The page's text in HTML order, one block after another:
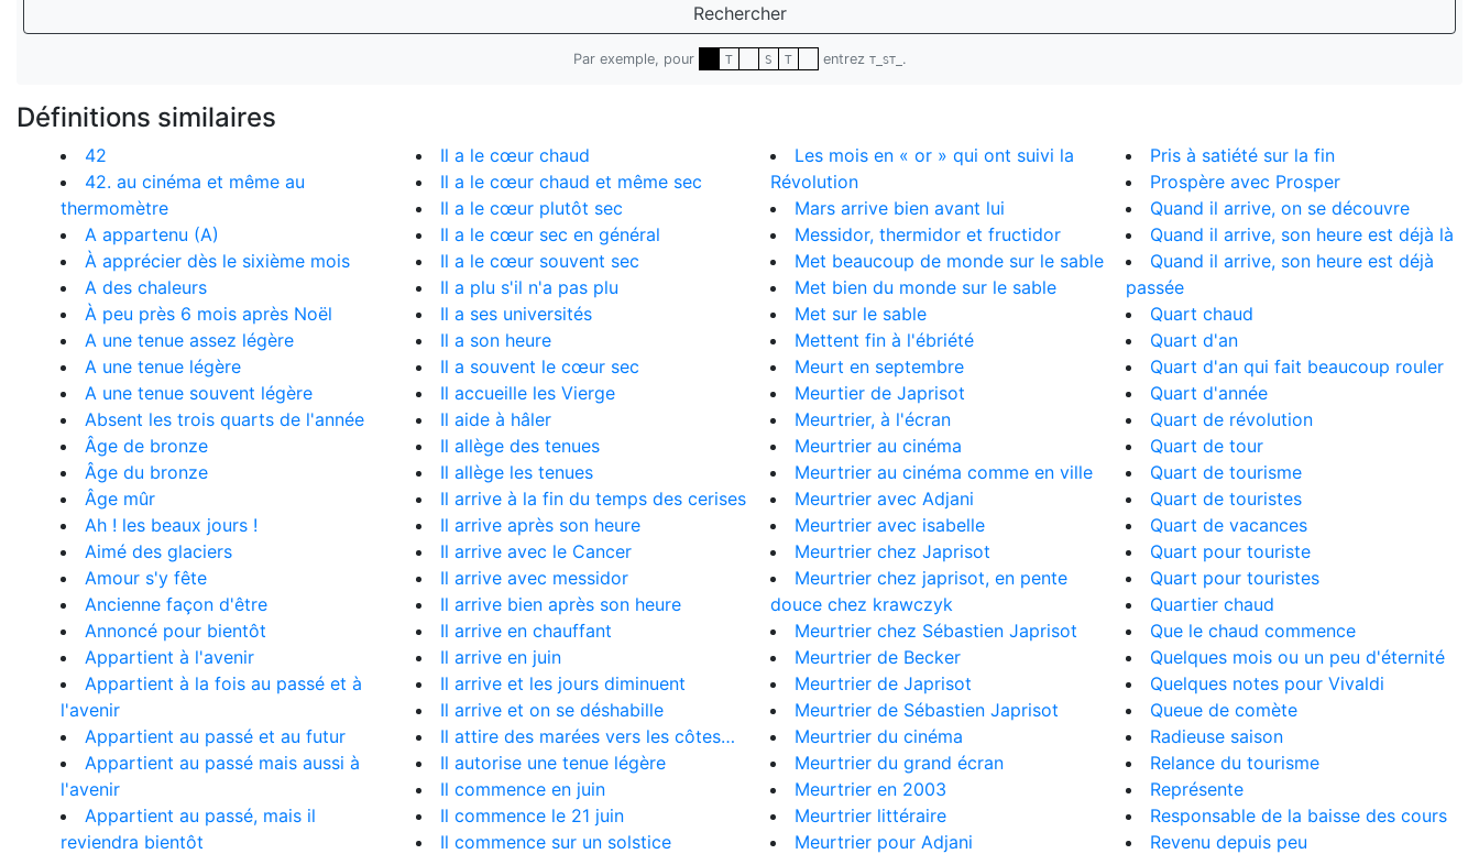
Rechercher
Par exemple, pour T S T entrez T_ST_ .
Définitions similaires
42
42. au cinéma et même au
thermomètre
A appartenu (A)
À apprécier dès le sixième mois
A des chaleurs
À peu près 6 mois après Noël
A une tenue assez légère
A une tenue légère
A une tenue souvent légère
Absent les trois quarts de l'année
Âge de bronze
Âge du bronze
Âge mûr
Ah ! les beaux jours !
Aimé des glaciers
Amour s'y fête
Ancienne façon d'être
Annoncé pour bientôt
Appartient à l'avenir
Appartient à la fois au passé et à
l'avenir
Appartient au passé et au futur
Appartient au passé mais aussi à
l'avenir
Appartient au passé, mais il
reviendra bientôt
Il a le cœur chaud
Il a le cœur chaud et même sec
Il a le cœur plutôt sec
Il a le cœur sec en général
Il a le cœur souvent sec
Il a plu s'il n'a pas plu
Il a ses universités
Il a son heure
Il a souvent le cœur sec
Il accueille les Vierge
Il aide à hâler
Il allège des tenues
Il allège les tenues
Il arrive à la fin du temps des cerises
Il arrive après son heure
Il arrive avec le Cancer
Il arrive avec messidor
Il arrive bien après son heure
Il arrive en chauffant
Il arrive en juin
Il arrive et les jours diminuent
Il arrive et on se déshabille
Il attire des marées vers les côtes…
Il autorise une tenue légère
Il commence en juin
Il commence le 21 juin
Il commence sur un solstice
Les mois en « or » qui ont suivi la
Révolution
Mars arrive bien avant lui
Messidor, thermidor et fructidor
Met beaucoup de monde sur le sable
Met bien du monde sur le sable
Met sur le sable
Mettent fin à l'ébriété
Meurt en septembre
Meurtier de Japrisot
Meurtrier, à l'écran
Meurtrier au cinéma
Meurtrier au cinéma comme en ville
Meurtrier avec Adjani
Meurtrier avec isabelle
Meurtrier chez Japrisot
Meurtrier chez japrisot, en pente
douce chez krawczyk
Meurtrier chez Sébastien Japrisot
Meurtrier de Becker
Meurtrier de Japrisot
Meurtrier de Sébastien Japrisot
Meurtrier du cinéma
Meurtrier du grand écran
Meurtrier en 2003
Meurtrier littéraire
Meurtrier pour Adjani
Pris à satiété sur la fin
Prospère avec Prosper
Quand il arrive, on se découvre
Quand il arrive, son heure est déjà là
Quand il arrive, son heure est déjà
passée
Quart chaud
Quart d'an
Quart d'an qui fait beaucoup rouler
Quart d'année
Quart de révolution
Quart de tour
Quart de tourisme
Quart de touristes
Quart de vacances
Quart pour touriste
Quart pour touristes
Quartier chaud
Que le chaud commence
Quelques mois ou un peu d'éternité
Quelques notes pour Vivaldi
Queue de comète
Radieuse saison
Relance du tourisme
Représente
Responsable de la baisse des cours
Revenu depuis peu